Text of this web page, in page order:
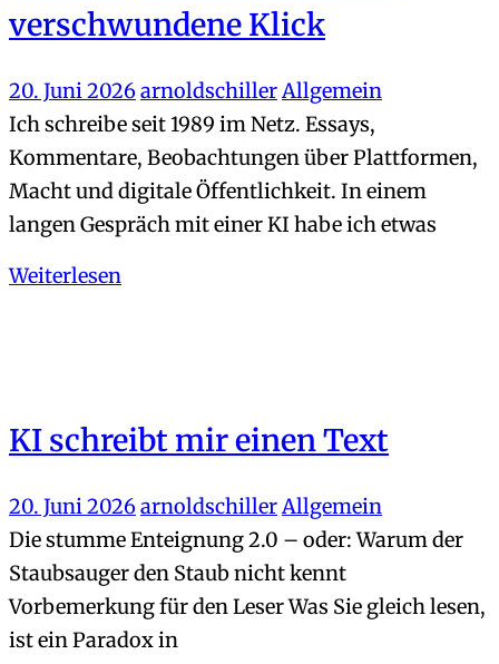
verschwundene Klick
20. Juni 2026arnoldschillerAllgemein
Ich schreibe seit 1989 im Netz. Essays,
Kommentare, Beobachtungen über Plattformen,
Macht und digitale Öffentlichkeit. In einem
langen Gespräch mit einer KI habe ich etwas
Weiterlesen
KI schreibt mir einen Text
20. Juni 2026arnoldschillerAllgemein
Die stumme Enteignung 2.0 – oder: Warum der
Staubsauger den Staub nicht kennt
Vorbemerkung für den Leser Was Sie gleich lesen,
ist ein Paradox in